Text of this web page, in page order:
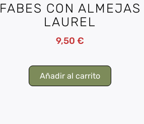
FABES CON ALMEJAS
LAUREL
9,50€
Añadir al carrito